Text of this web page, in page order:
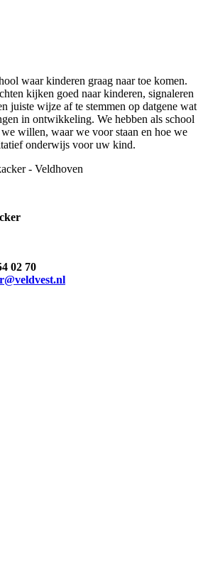
waar kinderen graag naar toe komen.
kijken goed naar kinderen, signaleren
juiste wijze af te stemmen op datgene wat
in ontwikkeling. We hebben als school
willen, waar we voor staan en hoe we
onderwijs voor uw kind.
02 70